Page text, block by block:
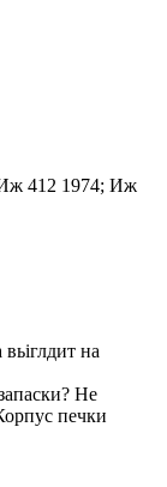
412 1974; Иж
на
Не
печки